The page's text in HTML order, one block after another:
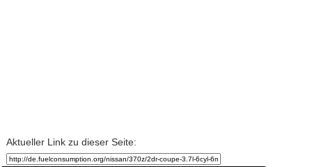
Aktueller Link zu dieser Seite: